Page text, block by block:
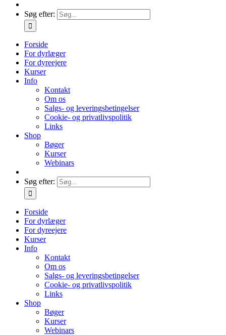
Søg efter:
Forside
For dyrlæger
For dyreejere
Kurser
Info
Kontakt
Om os
Salgs- og leveringsbetingelser
Cookie- og privatlivspolitik
Links
Shop
Bøger
Kurser
Webinars
Søg efter:
Forside
For dyrlæger
For dyreejere
Kurser
Info
Kontakt
Om os
Salgs- og leveringsbetingelser
Cookie- og privatlivspolitik
Links
Shop
Bøger
Kurser
Webinars